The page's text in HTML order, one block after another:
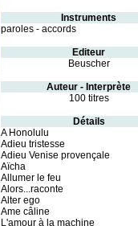
Instruments
paroles - accords
Editeur
Beuscher
Auteur - Interprète
100 titres
Détails
A Honolulu
Adieu tristesse
Adieu Venise provençale
Aïcha
Allumer le feu
Alors...raconte
Alter ego
Ame câline
L'amour à la machine